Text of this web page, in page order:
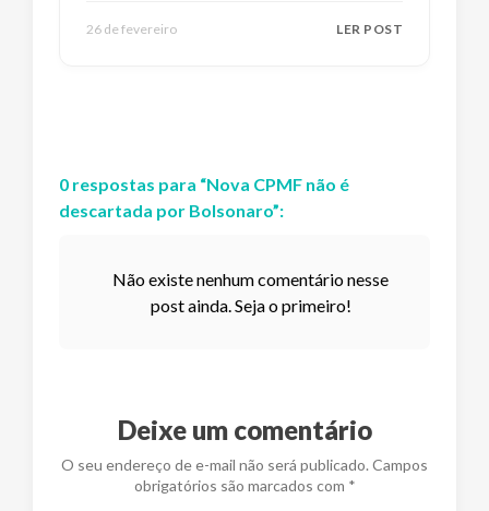
26 de fevereiro LER POST
0 respostas para “Nova CPMF não é
descartada por Bolsonaro”:
Não existe nenhum comentário nesse
post ainda. Seja o primeiro!
Deixe um comentário
O seu endereço de e-mail não será publicado. Campos
obrigatórios são marcados com *